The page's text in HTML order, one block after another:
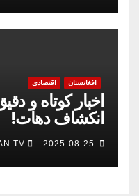
افغانستان اقتصادی
اخبار کوتاه و
انکشاف دهات!
2025-08-25
TV